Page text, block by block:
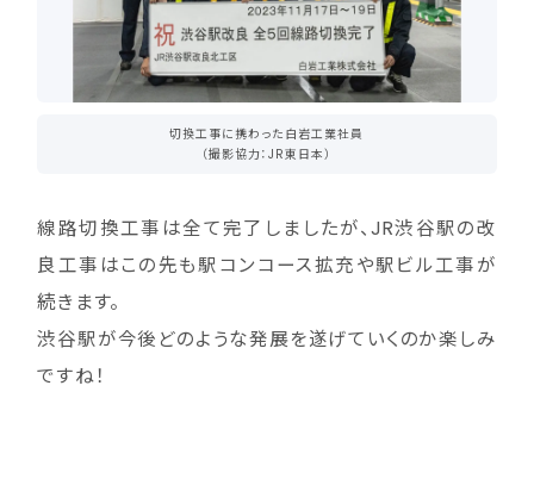
切換工事に携わった白岩工業社員
（撮影協力：JR東日本）
線路切換工事は全て完了しましたが、JR渋谷駅の改
良工事はこの先も駅コンコース拡充や駅ビル工事が
続きます。
渋谷駅が今後どのような発展を遂げていくのか楽しみ
ですね！